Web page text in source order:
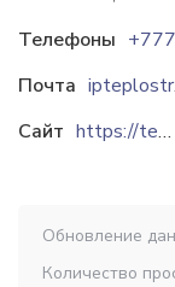
Телефоны
Почта
Сайт
https://teplo-stroy.kz
Обновление
Количество